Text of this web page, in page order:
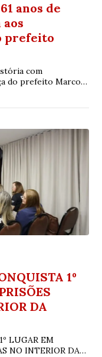
anos de
prefeito
com
do prefeito Marcos
1º
DA
LUGAR EM
NO INTERIOR DA